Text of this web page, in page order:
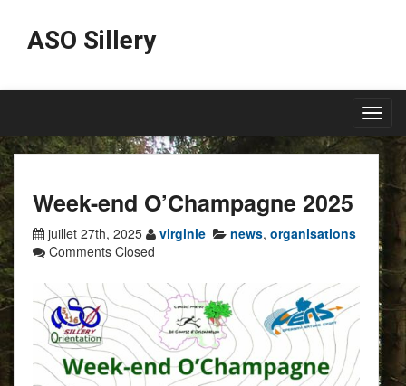
ASO Sillery
Week-end O’Champagne 2025
juillet 27th, 2025 virginie news, organisations
Comments Closed